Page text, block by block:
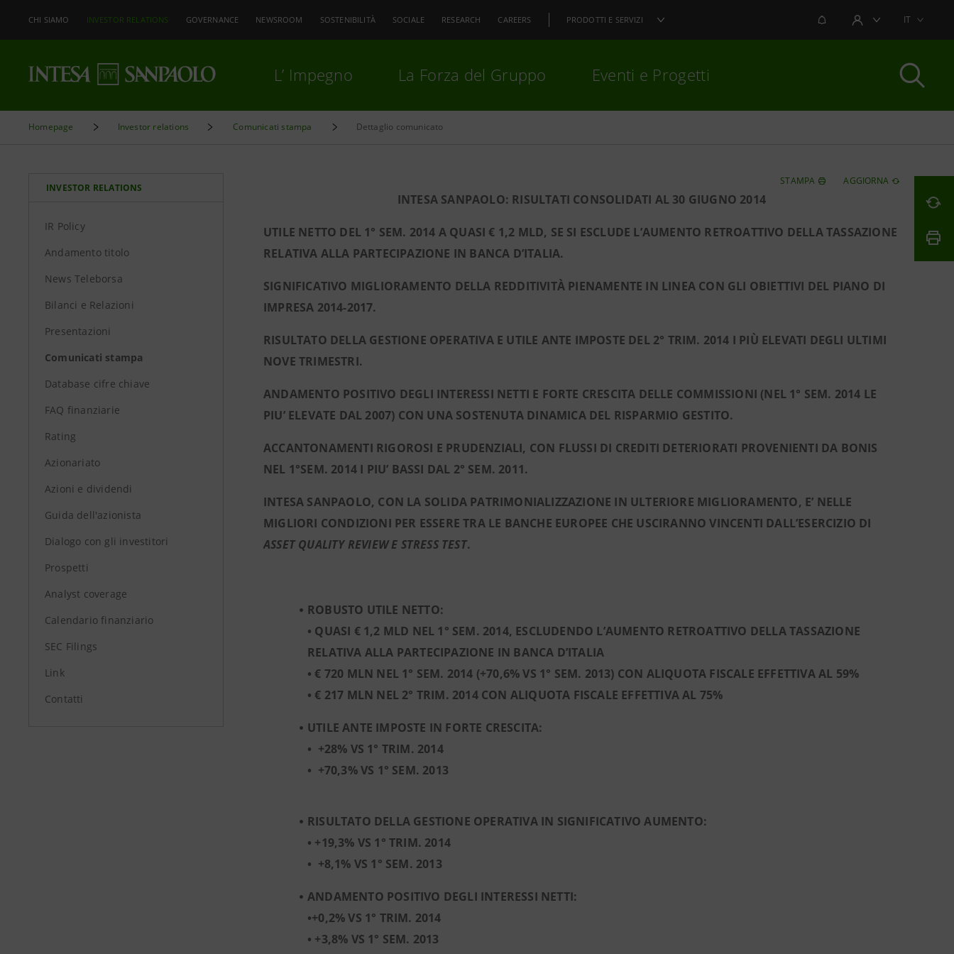
CHI SIAMO INVESTOR RELATIONS GOVERNANCE NEWSROOM SOSTENIBILITÀ SOCIALE RESEARCH CAREERS PRODOTTI E SERVIZI NOTIFICHEAREA UTENTEIT
L’ Impegno La Forza del Gruppo Eventi e Progetti
Homepage Investor relations Comunicati stampa Dettaglio comunicato
INVESTOR RELATIONS
IR Policy
Andamento titolo
News Teleborsa
Bilanci e Relazioni
Presentazioni
Comunicati stampa
Database cifre chiave
FAQ finanziarie
Rating
Azionariato
Azioni e dividendi
Guida dell'azionista
Dialogo con gli investitori
Prospetti
Analyst coverage
Calendario finanziario
SEC Filings
Link
Contatti
STAMPA AGGIORNA
INTESA SANPAOLO: RISULTATI CONSOLIDATI AL 30 GIUGNO 2014
UTILE NETTO DEL 1° SEM. 2014 A QUASI € 1,2 MLD, SE SI ESCLUDE L’AUMENTO RETROATTIVO DELLA TASSAZIONE
RELATIVA ALLA PARTECIPAZIONE IN BANCA D’ITALIA.
SIGNIFICATIVO MIGLIORAMENTO DELLA REDDITIVITÀ PIENAMENTE IN LINEA CON GLI OBIETTIVI DEL PIANO DI
IMPRESA 2014-2017.
RISULTATO DELLA GESTIONE OPERATIVA E UTILE ANTE IMPOSTE DEL 2° TRIM. 2014 I PIÙ ELEVATI DEGLI ULTIMI
NOVE TRIMESTRI.
ANDAMENTO POSITIVO DEGLI INTERESSI NETTI E FORTE CRESCITA DELLE COMMISSIONI (NEL 1° SEM. 2014 LE
PIU’ ELEVATE DAL 2007) CON UNA SOSTENUTA DINAMICA DEL RISPARMIO GESTITO.
ACCANTONAMENTI RIGOROSI E PRUDENZIALI, CON FLUSSI DI CREDITI DETERIORATI PROVENIENTI DA BONIS
NEL 1°SEM. 2014 I PIU’ BASSI DAL 2° SEM. 2011.
INTESA SANPAOLO, CON LA SOLIDA PATRIMONIALIZZAZIONE IN ULTERIORE MIGLIORAMENTO, E’ NELLE
MIGLIORI CONDIZIONI PER ESSERE TRA LE BANCHE EUROPEE CHE USCIRANNO VINCENTI DALL’ESERCIZIO DI
ASSET QUALITY REVIEW E STRESS TEST.
ROBUSTO UTILE NETTO:
• QUASI € 1,2 MLD NEL 1° SEM. 2014, ESCLUDENDO L’AUMENTO RETROATTIVO DELLA TASSAZIONE
RELATIVA ALLA PARTECIPAZIONE IN BANCA D’ITALIA
• € 720 MLN NEL 1° SEM. 2014 (+70,6% VS 1° SEM. 2013) CON ALIQUOTA FISCALE EFFETTIVA AL 59%
• € 217 MLN NEL 2° TRIM. 2014 CON ALIQUOTA FISCALE EFFETTIVA AL 75%
UTILE ANTE IMPOSTE IN FORTE CRESCITA:
• +28% VS 1° TRIM. 2014
• +70,3% VS 1° SEM. 2013
RISULTATO DELLA GESTIONE OPERATIVA IN SIGNIFICATIVO AUMENTO:
• +19,3% VS 1° TRIM. 2014
• +8,1% VS 1° SEM. 2013
ANDAMENTO POSITIVO DEGLI INTERESSI NETTI:
•+0,2% VS 1° TRIM. 2014
• +3,8% VS 1° SEM. 2013